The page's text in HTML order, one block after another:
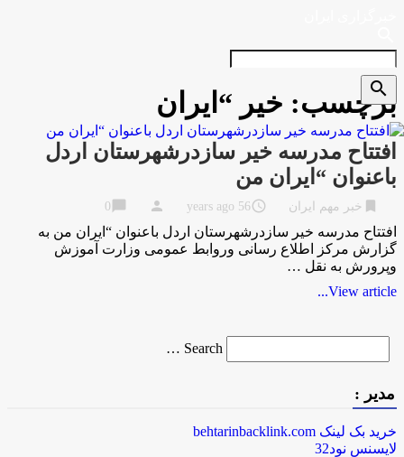
برچسب: خير “ايران
افتتاح مدرسه خير سازدرشهرستان اردل
باعنوان “ايران من
خبر مهم ایران access_time
56 years ago
person
chat_bubble
افتتاح مدرسه خير سازدرشهرستان اردل باعنوان “ايران من به
گزارش مرکز اطلاع رسانی وروابط عمومی وزارت آموزش
وپرورش به نقل …
View article...
for
Search …
search
مدیر :
خرید بک لینک behtarinbacklink.com
لایسنس نود32